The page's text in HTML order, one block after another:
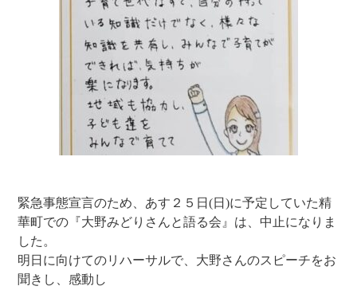
緊急事態宣言のため、あす２５日(日)に予定していた精
華町での『大野みどりさんと語る会』は、中止になりま
した。
明日に向けてのリハーサルで、大野さんのスピーチをお
聞きし、感動し